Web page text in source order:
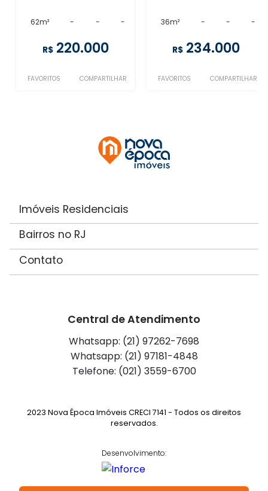
62m² - - -
R$ 220.000
FAVORITOS COMPARTILHAR
36m² - - -
R$ 234.000
FAVORITOS COMPARTILHAR
Imóveis Residenciais
Bairros no RJ
Contato
Central de Atendimento
Whatsapp: (21) 97262-7698
Whatsapp: (21) 97181-4848
Telefone: (021) 3559-6700
2023 Nova Época Imóveis CRECI 7141 - Todos os direitos
reservados.
Desenvolvimento: